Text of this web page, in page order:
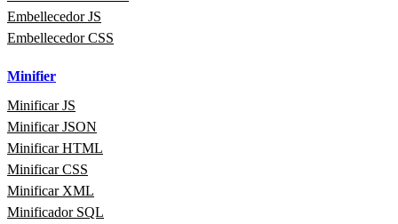
Embellecedor JS
Embellecedor CSS
Minifier
Minificar JS
Minificar JSON
Minificar HTML
Minificar CSS
Minificar XML
Minificador SQL